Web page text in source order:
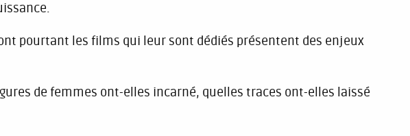
pourtant les films qui leur sont dédiés présentent des enjeux
de femmes ont-elles incarné, quelles traces ont-elles laissé